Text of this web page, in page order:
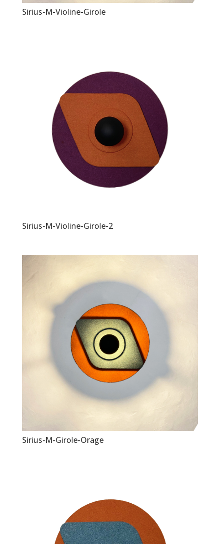
Sirius-M-Violine-Girole
Sirius-M-Violine-Girole-2
Sirius-M-Girole-Orage